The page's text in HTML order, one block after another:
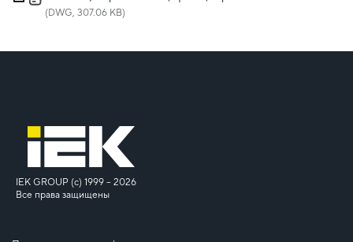
(DWG, 307.06 KB)
IEK GROUP (c) 1999 – 2026
Все права защищены